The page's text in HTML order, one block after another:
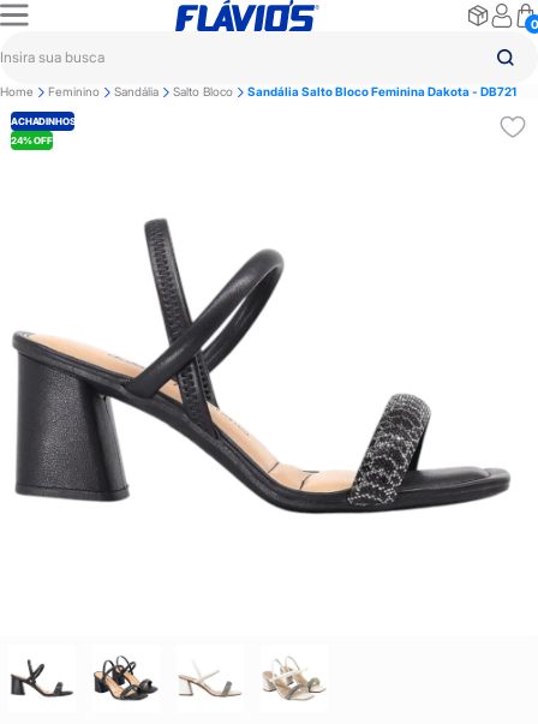
0
Home Feminino Sandália Salto Bloco Sandália Salto Bloco Feminina Dakota - DB721
24% OFF
ACHADINHOS